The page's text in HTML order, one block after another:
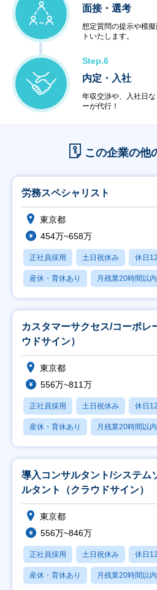
面接・選考
想定質問の提示や模
トいたします。
Step.6
内定・入社
年収交渉や、入社日
ーが代行！
この企業の他
労務スペシャリスト
東京都
454万~658万
正社員採用 土日祝休み 休日
産休・育休あり 月残業20時間以内
カスタマーサクセス/コーポレ
ウドサイン）
東京都
556万~811万
正社員採用 土日祝休み 休日
産休・育休あり 月残業20時間以内
導入コンサルタント/システム
ルタント（クラウドサイン）
東京都
556万~846万
正社員採用 土日祝休み 休日
産休・育休あり 月残業20時間以内